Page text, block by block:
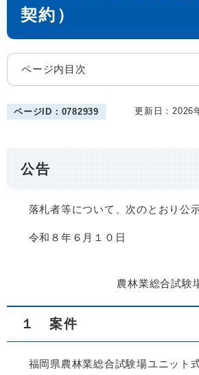
契約）
ページ内目次
ページID：0782939 更新日：2026
公告
落札者等について、次のとおり公示
令和８年６月１０日
農林業総合
１ 案件
福岡県農林業総合試験場ユニット式